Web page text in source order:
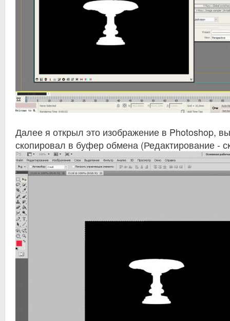
Далее я открыл это изображение в Photoshop,
скопировал в буфер обмена (Редактирование -